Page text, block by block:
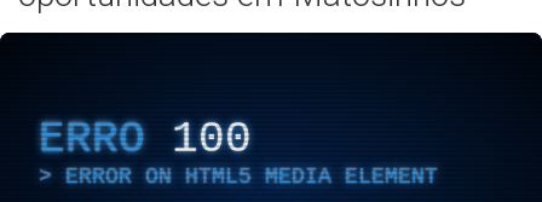
ERRO 100
ERROR ON HTML5 MEDIA ELEMENT